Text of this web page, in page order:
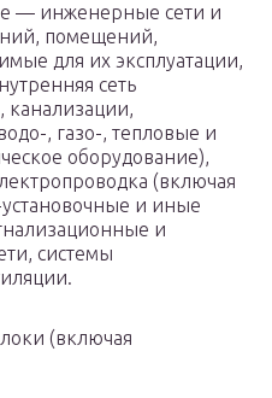
— инженерные сети и
помещений,
для их эксплуатации,
сеть
канализации,
, газо-, тепловые и
оборудование),
(включая
установочные и иные
и
системы
(включая